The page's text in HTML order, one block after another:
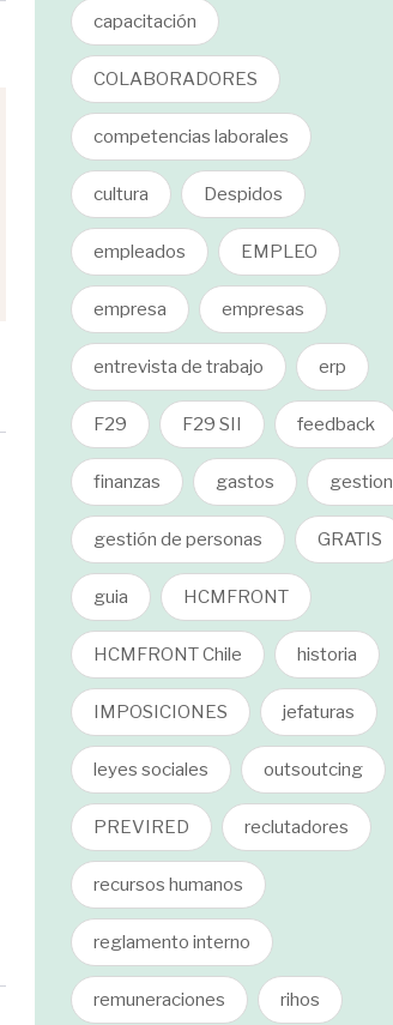
capacitación
COLABORADORES
competencias laborales
cultura Despidos
empleados EMPLEO
empresa empresas
entrevista de trabajo erp
F29 F29 SII feedback
finanzas gastos gestion
gestión de personas GRATIS
guia HCMFRONT
HCMFRONT Chile historia
IMPOSICIONES jefaturas
leyes sociales outsoutcing
PREVIRED reclutadores
recursos humanos
reglamento interno
remuneraciones rihos